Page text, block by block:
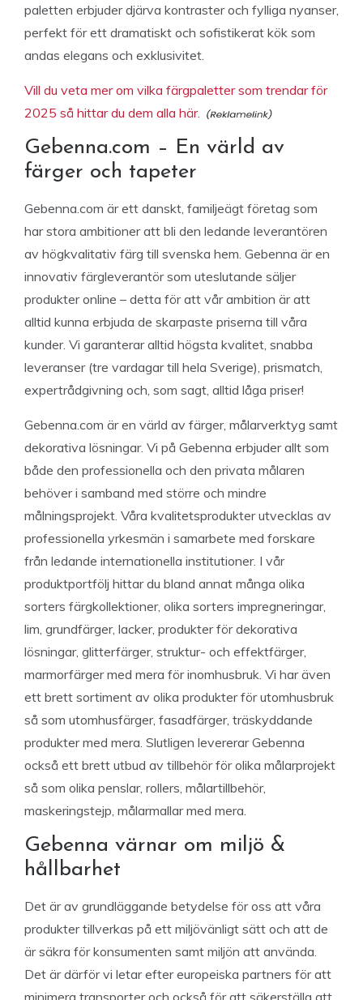
paletten erbjuder djärva kontraster och fylliga nyanser,
perfekt för ett dramatiskt och sofistikerat kök som
andas elegans och exklusivitet.
Vill du veta mer om vilka färgpaletter som trendar för
2025 så hittar du dem alla här.
Gebenna.com – En värld av
färger och tapeter
Gebenna.com är ett danskt, familjeägt företag som
har stora ambitioner att bli den ledande leverantören
av högkvalitativ färg till svenska hem. Gebenna är en
innovativ färgleverantör som uteslutande säljer
produkter online – detta för att vår ambition är att
alltid kunna erbjuda de skarpaste priserna till våra
kunder. Vi garanterar alltid högsta kvalitet, snabba
leveranser (tre vardagar till hela Sverige), prismatch,
expertrådgivning och, som sagt, alltid låga priser!
Gebenna.com är en värld av färger, målarverktyg samt
dekorativa lösningar. Vi på Gebenna erbjuder allt som
både den professionella och den privata målaren
behöver i samband med större och mindre
målningsprojekt. Våra kvalitetsprodukter utvecklas av
professionella yrkesmän i samarbete med forskare
från ledande internationella institutioner. I vår
produktportfölj hittar du bland annat många olika
sorters färgkollektioner, olika sorters impregneringar,
lim, grundfärger, lacker, produkter för dekorativa
lösningar, glitterfärger, struktur- och effektfärger,
marmorfärger med mera för inomhusbruk. Vi har även
ett brett sortiment av olika produkter för utomhusbruk
så som utomhusfärger, fasadfärger, träskyddande
produkter med mera. Slutligen levererar Gebenna
också ett brett utbud av tillbehör för olika målarprojekt
så som olika penslar, rollers, målartillbehör,
maskeringstejp, målarmallar med mera.
Gebenna värnar om miljö &
hållbarhet
Det är av grundläggande betydelse för oss att våra
produkter tillverkas på ett miljövänligt sätt och att de
är säkra för konsumenten samt miljön att använda.
Det är därför vi letar efter europeiska partners för att
minimera transporter och också för att säkerställa att